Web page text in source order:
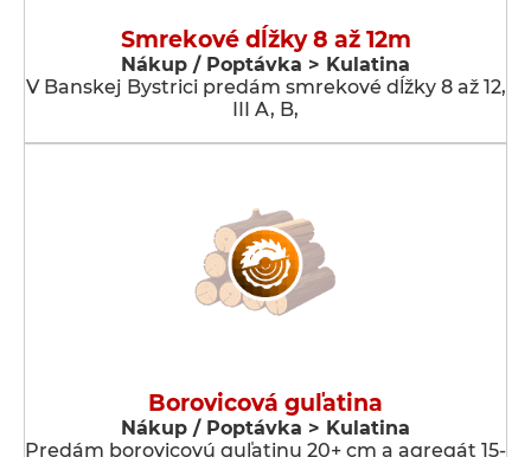
Smrekové dĺžky 8 až 12m
Nákup / Poptávka > Kulatina
V Banskej Bystrici predám smrekové dĺžky 8 až 12,
III A, B,
Borovicová guľatina
Nákup / Poptávka > Kulatina
Predám borovicovú guľatinu 20+ cm a agregát 15-